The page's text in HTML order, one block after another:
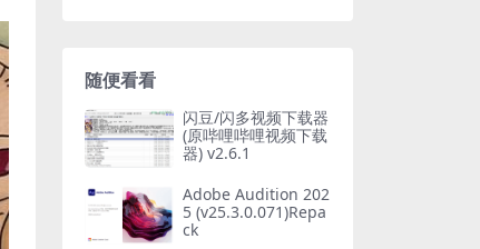
随便看看
闪豆/闪多视频下载器
(原哔哩哔哩视频下载
器) v2.6.1
Adobe Audition 202
5 (v25.3.0.071)Repa
ck